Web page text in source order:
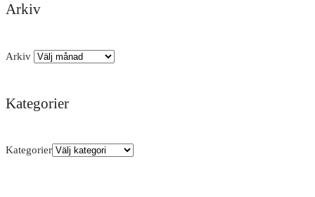
Arkiv
Arkiv
Kategorier
Kategorier